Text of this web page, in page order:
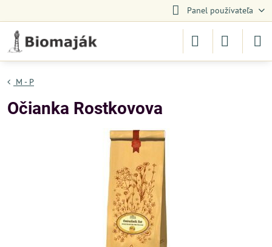
Panel používateľa
M - P
Očianka Rostkovova